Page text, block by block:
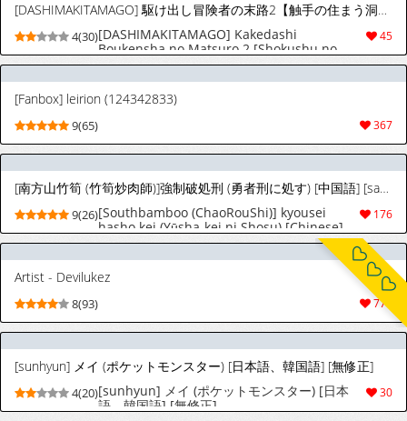
[DASHIMAKITAMAGO] 駆け出し冒険者の末路2【触手の住まう洞窟】ビキニアーマー女戦士 [英訳]
45
4(30)[DASHIMAKITAMAGO] Kakedashi
Boukensha no Matsuro 2 [Shokushu no
Sumau Doukutsu] Bikini Armor Onna
Senshi [English] [SCANMTL]
[Fanbox] leirion (124342833)
367
9(65)
[南方山竹筍 (竹筍炒肉師)]強制破処刑 (勇者刑に処す) [中国語] [sample]
176
9(26)[Southbamboo (ChaoRouShi)] kyousei
hasho kei (Yūsha-kei ni Shosu) [Chinese]
(sample)
Artist - Devilukez
771
8(93)
[sunhyun] メイ (ポケットモンスター) [日本語、韓国語] [無修正]
30
4(20)[sunhyun] メイ (ポケットモンスター) [日本
語、韓国語] [無修正]